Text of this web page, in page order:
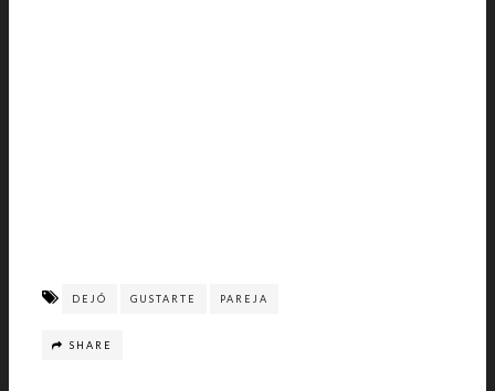
DEJÓ GUSTARTE PAREJA
SHARE